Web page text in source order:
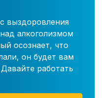
выздоровления
алкоголизмом
осознает, что
он будет вам
работать